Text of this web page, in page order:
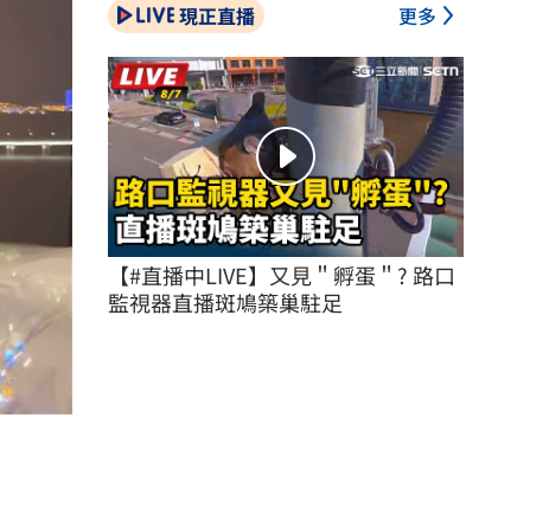
現正直播 更多
【#直播中LIVE】又見＂孵蛋＂? 路口
監視器直播斑鳩築巢駐足